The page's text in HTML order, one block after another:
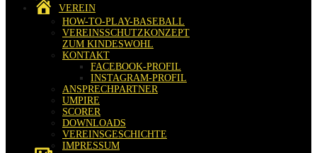
VEREIN
HOW-TO-PLAY-BASEBALL
VEREINSSCHUTZKONZEPT
ZUM KINDESWOHL
KONTAKT
FACEBOOK-PROFIL
INSTAGRAM-PROFIL
ANSPRECHPARTNER
UMPIRE
SCORER
DOWNLOADS
VEREINSGESCHICHTE
IMPRESSUM